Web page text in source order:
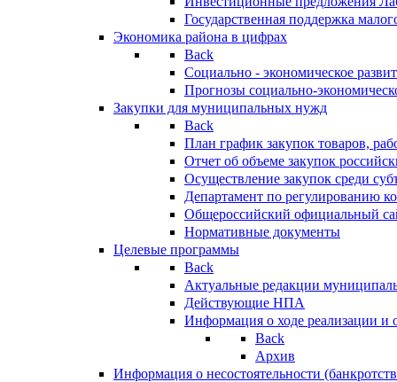
Государственная поддержка
Экономика района в цифрах
Back
Социально - экономическое
Прогнозы социально-
Закупки для муниципальных нужд
Back
План график закупок товаров,
Отчет об объеме закупок
Осуществление закупок среди
Департамент по регулированию
Общероссийский официальный
Нормативные документы
Целевые программы
Back
Актуальные редакции
Действующие НПА
Информация о ходе реализации
Back
Архив
Информация о несостоятельности